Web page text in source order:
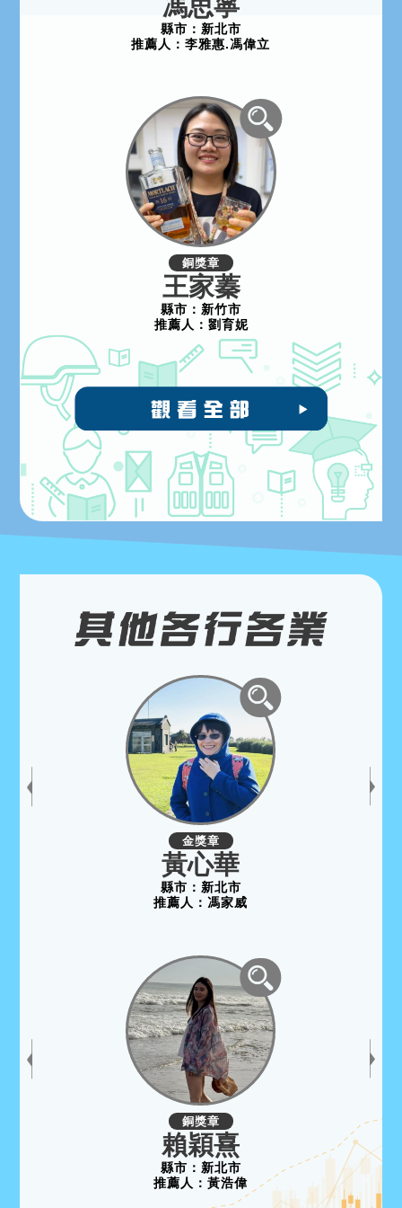
馮思寧
縣市： 新北市
推薦人：李雅惠.馮偉立
銅獎章
王家蓁
縣市： 新竹市
推薦人： 劉育妮
金獎章
黃心華
縣市： 新北市
推薦人：馮家威
銅獎章
賴穎熹
縣市： 新北市
推薦人：黃浩偉